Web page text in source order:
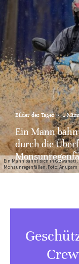
Ein Mann bahnt sich in Guwahati,
Monsunregenfällen. Foto: Anupam
Bilder des Tages · 1
Ein Mann
durch die